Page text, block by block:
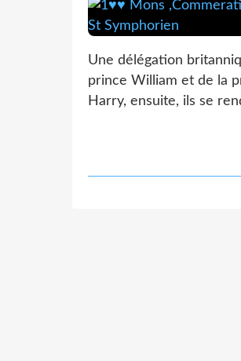
Une délégation
prince William et de la
Harry, ensuite, ils se